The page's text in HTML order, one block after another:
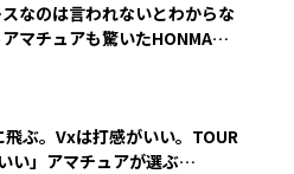
スなのは言われないとわからな
マチュアも驚いたHONMA
飛ぶ。Vxは打感がいい。TOUR
い」アマチュアが選ぶ